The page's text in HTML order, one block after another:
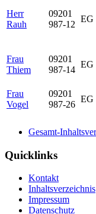
Herr
Rauh
09201
987-12
EG
Frau
Thiem
09201
987-14
EG
Frau
Vogel
09201
987-26
EG
Gesamt-
Quicklinks
Kontakt
Inhaltsverzeichnis
Impressum
Datenschutz